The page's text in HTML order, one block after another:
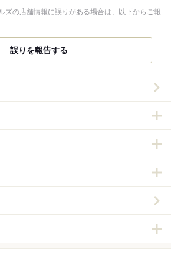
の店舗情報に誤りがある場合は、以下からご報
誤りを報告する